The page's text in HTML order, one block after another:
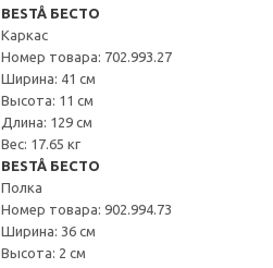
BESTÅ БЕСТО
Каркас
Номер товара: 702.993.27
Ширина: 41 см
Высота: 11 см
Длина: 129 см
Вес: 17.65 кг
BESTÅ БЕСТО
Полка
Номер товара: 902.994.73
Ширина: 36 см
Высота: 2 см